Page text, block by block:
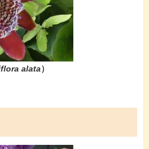
alata）